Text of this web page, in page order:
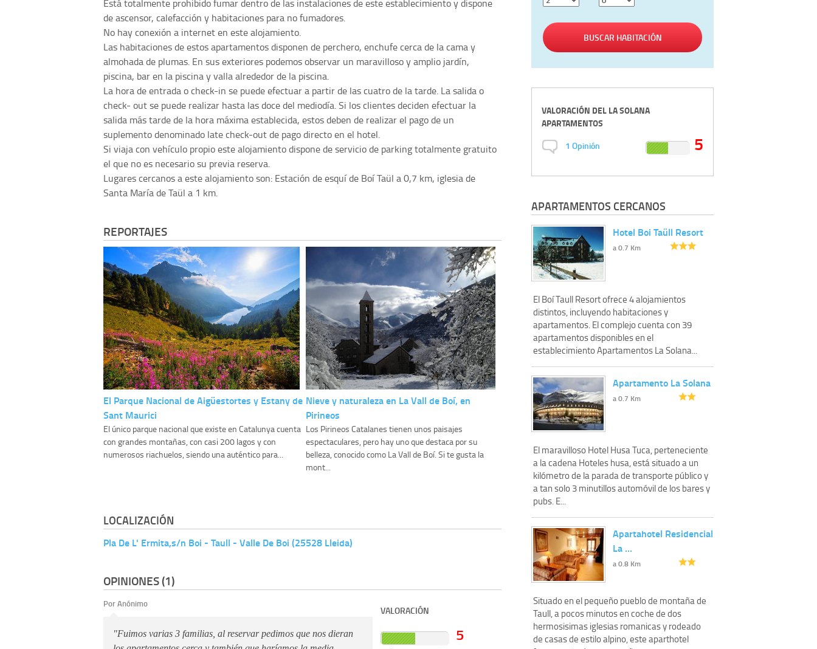
Está totalmente prohibido fumar dentro de las instalaciones de este establecimiento y dispone
de ascensor, calefacción y habitaciones para no fumadores.
No hay conexión a internet en este alojamiento.
Las habitaciones de estos apartamentos disponen de perchero, enchufe cerca de la cama y
almohada de plumas. En sus exteriores podemos observar un maravilloso y amplio jardín,
piscina, bar en la piscina y valla alrededor de la piscina.
La hora de entrada o check-in se puede efectuar a partir de las cuatro de la tarde. La salida o
check- out se puede realizar hasta las doce del mediodía. Si los clientes deciden efectuar la
salida más tarde de la hora máxima establecida, estos deben de realizar el pago de un
suplemento denominado late check-out de pago directo en el hotel.
Si viaja con vehículo propio este alojamiento dispone de servicio de parking totalmente gratuito
el que no es necesario su previa reserva.
Lugares cercanos a este alojamiento son: Estación de esquí de Boí Taül a 0,7 km, iglesia de
Santa María de Taül a 1 km.
REPORTAJES
El Parque Nacional de Aigüestortes y Estany de
Sant Maurici
El único parque nacional que existe en Catalunya cuenta
con grandes montañas, con casi 200 lagos y con
numerosos riachuelos, siendo una auténtico para...
Nieve y naturaleza en La Vall de Boí, en
Pirineos
Los Pirineos Catalanes tienen unos paisajes
espectaculares, pero hay uno que destaca por su
belleza, conocido como La Vall de Boí. Si te gusta la
mont...
LOCALIZACIÓN
Pla De L' Ermita,s/n Boi - Taull - Valle De Boi (25528 Lleida)
OPINIONES (1)
Por Anónimo
"Fuimos varias 3 familias, al reservar pedimos que nos dieran
VALORACIÓN
5
BUSCAR HABITACIÓN
VALORACIÓN DELLA SOLANA
APARTAMENTOS
1 Opinión 5
APARTAMENTOS CERCANOS
Hotel Boi Taüll Resort
a 0.7 Km
El Boí Taull Resort ofrece 4 alojamientos
distintos, incluyendo habitaciones y
apartamentos. El complejo cuenta con 39
apartamentos disponibles en el
establecimiento Apartamentos La Solana...
Apartamento La Solana
a 0.7 Km
El maravilloso Hotel Husa Tuca, perteneciente
a la cadena Hoteles husa, está situado a un
kilómetro de la parada de transporte público y
a tan solo 3 minutillos automóvil de los bares y
pubs. E...
Apartahotel Residencial
La …
a 0.8 Km
Situado en el pequeño pueblo de montaña de
Taull, a pocos minutos en coche de dos
hermosisimas iglesias romanicas y rodeado
de casas de estilo alpino, este aparthotel